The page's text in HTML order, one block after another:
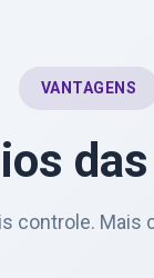
VANTAGENS
controle. Mais